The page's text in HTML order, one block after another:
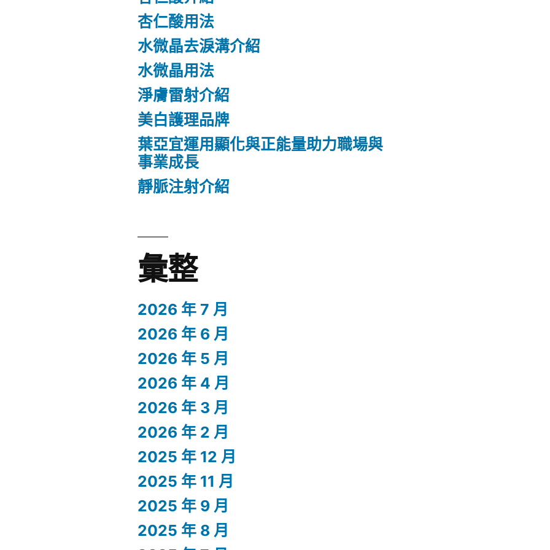
杏仁酸用法
水微晶去淚溝介紹
水微晶用法
淨膚雷射介紹
美白護理品牌
葉亞宜運用顯化與正能量助力職場與
事業成長
靜脈注射介紹
彙整
2026 年 7 月
2026 年 6 月
2026 年 5 月
2026 年 4 月
2026 年 3 月
2026 年 2 月
2025 年 12 月
2025 年 11 月
2025 年 9 月
2025 年 8 月